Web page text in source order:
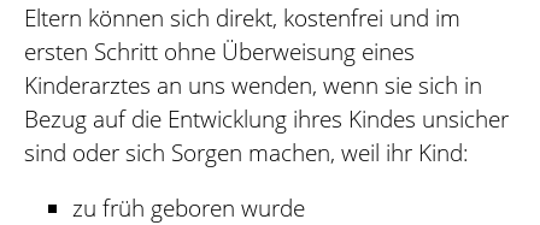
Eltern können sich direkt, kostenfrei und im
ersten Schritt ohne Überweisung eines
Kinderarztes an uns wenden, wenn sie sich in
Bezug auf die Entwicklung ihres Kindes unsicher
sind oder sich Sorgen machen, weil ihr Kind:
zu früh geboren wurde